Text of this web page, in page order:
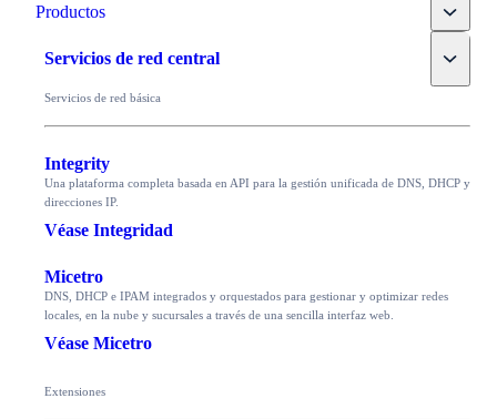
Productos Toggle
Servicios de red central Toggle
Servicios de red básica
Integrity
Una plataforma completa basada en API para la gestión unificada de DNS, DHCP y
direcciones IP.
Véase Integridad
Micetro
DNS, DHCP e IPAM integrados y orquestados para gestionar y optimizar redes
locales, en la nube y sucursales a través de una sencilla interfaz web.
Véase Micetro
Extensiones